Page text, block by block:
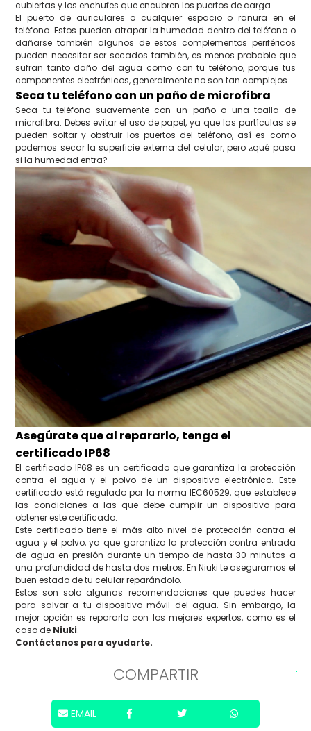
cubiertas y los enchufes que encubren los puertos de carga.
El puerto de auriculares o cualquier espacio o ranura en el
teléfono. Estos pueden atrapar la humedad dentro del teléfono o
dañarse también algunos de estos complementos periféricos
pueden necesitar ser secados también, es menos probable que
sufran tanto daño del agua como con tu teléfono, porque tus
componentes electrónicos, generalmente no son tan complejos.
Seca tu teléfono con un paño de microfibra
Seca tu teléfono suavemente con un paño o una toalla de
microfibra. Debes evitar el uso de papel, ya que las partículas se
pueden soltar y obstruir los puertos del teléfono, así es como
podemos secar la superficie externa del celular, pero ¿qué pasa
si la humedad entra?
Asegúrate que al repararlo, tenga el
certificado IP68
El certificado IP68 es un certificado que garantiza la protección
contra el agua y el polvo de un dispositivo electrónico. Este
certificado está regulado por la norma IEC60529, que establece
las condiciones a las que debe cumplir un dispositivo para
obtener este certificado.
Este certificado tiene el más alto nivel de protección contra el
agua y el polvo, ya que garantiza la protección contra entrada
de agua en presión durante un tiempo de hasta 30 minutos a
una profundidad de hasta dos metros. En Niuki te aseguramos el
buen estado de tu celular reparándolo.
Estos son solo algunas recomendaciones que puedes hacer
para salvar a tu dispositivo móvil del agua. Sin embargo, la
mejor opción es repararlo con los mejores expertos, como es el
caso de Niuki.
Contáctanos para ayudarte.
COMPARTIR
EMAIL